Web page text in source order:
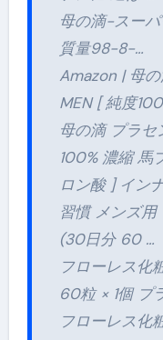
母の滴-スー
質量98-8-…
Amazon | 母
MEN [ 純度
母の滴 プラセ
100% 濃縮 馬
ロン酸 ] イン
習慣 メンズ用
(30日分 60 …
フローレス化
60粒 × 1個 プ
フローレス化